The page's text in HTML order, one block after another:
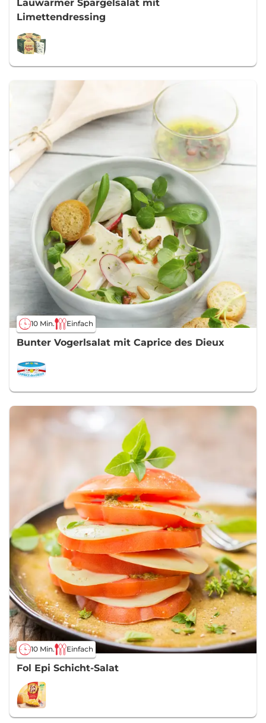
Lauwarmer Spargelsalat mit
Limettendressing
10 Min. Einfach
Bunter Vogerlsalat mit Caprice des Dieux
10 Min. Einfach
Fol Epi Schicht-Salat